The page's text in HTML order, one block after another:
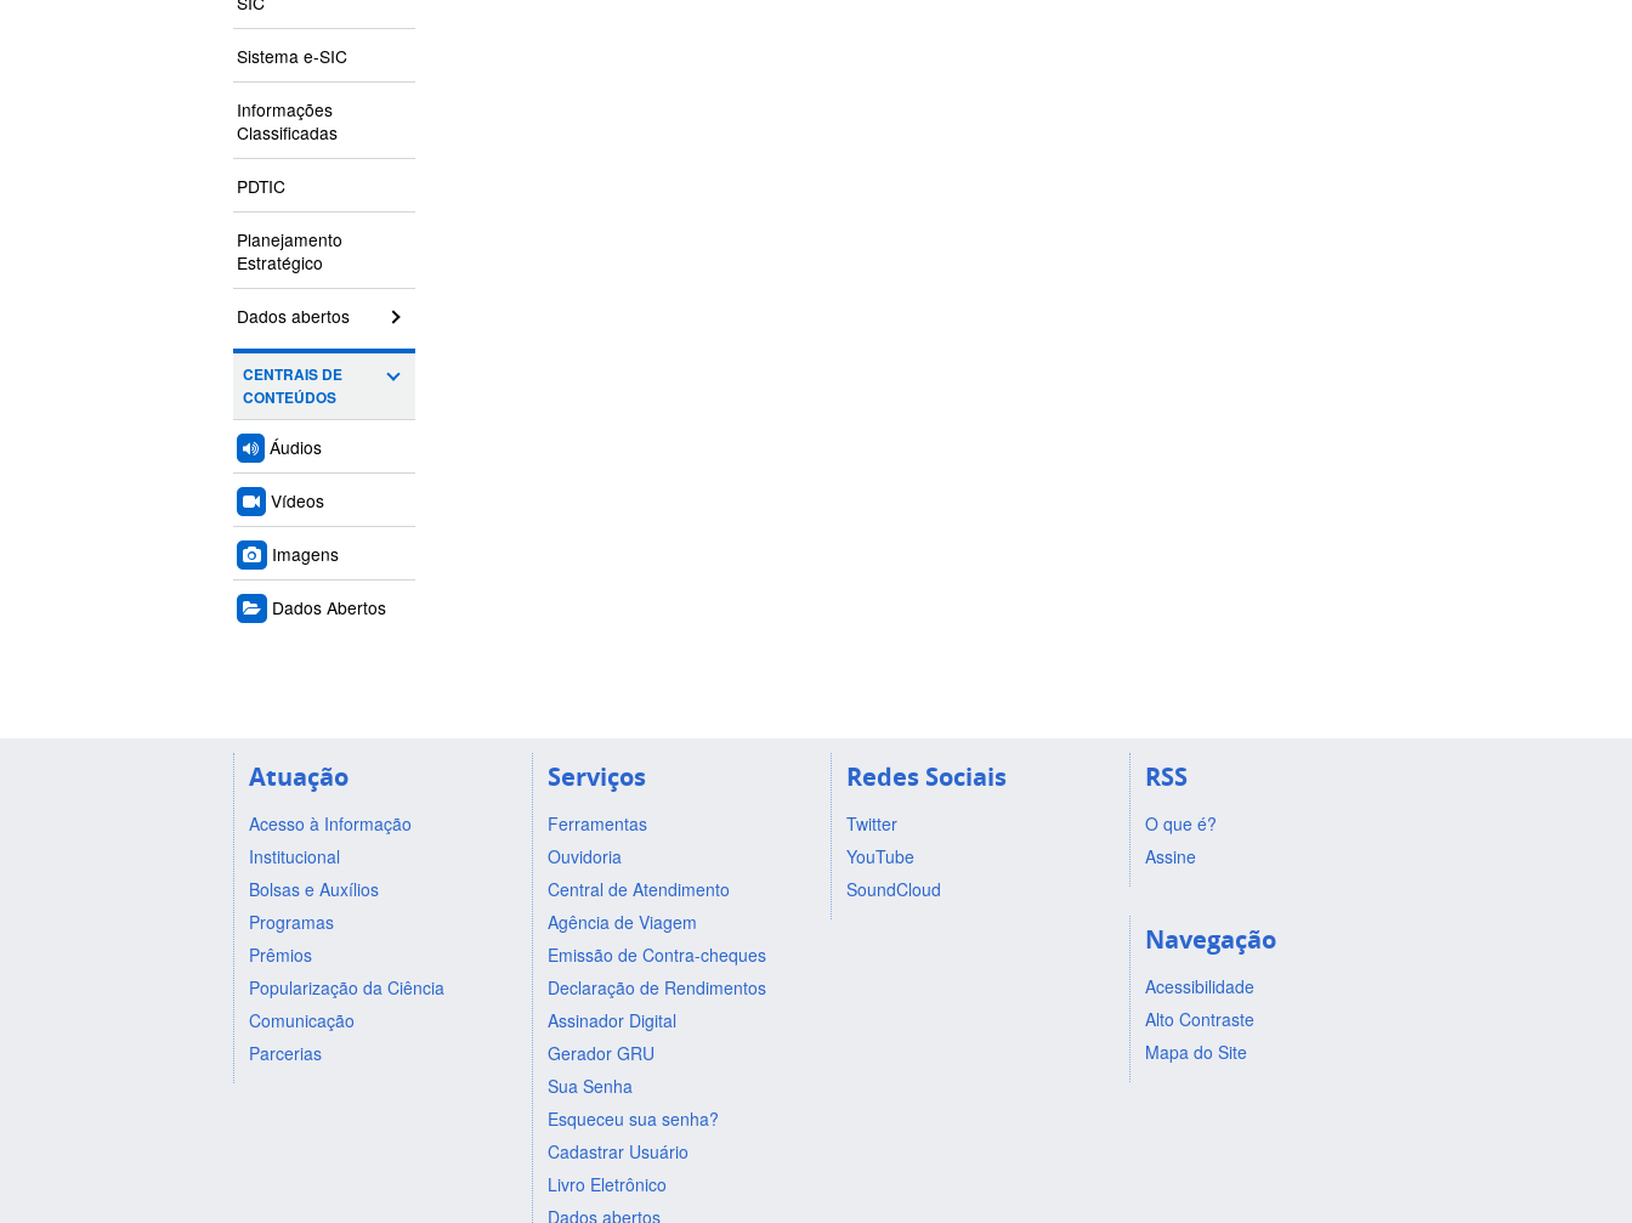
Sistema e-SIC
Informações
Classificadas
PDTIC
Planejamento
Estratégico
Dados abertos
CENTRAIS DE
CONTEÚDOS
Áudios
Vídeos
Imagens
Dados Abertos
Atuação
Acesso à Informação
Institucional
Bolsas e Auxílios
Programas
Prêmios
Popularização da Ciência
Comunicação
Parcerias
Serviços
Ferramentas
Ouvidoria
Central de Atendimento
Agência de Viagem
Emissão de Contra-cheques
Declaração de Rendimentos
Assinador Digital
Gerador GRU
Sua Senha
Esqueceu sua senha?
Cadastrar Usuário
Livro Eletrônico
Dados abertos
Redes Sociais
Twitter
YouTube
SoundCloud
RSS
O que é?
Assine
Navegação
Acessibilidade
Alto Contraste
Mapa do Site